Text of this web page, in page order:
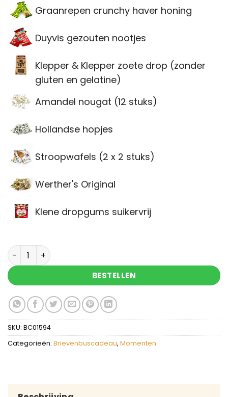
Graanrepen crunchy haver honing
Duyvis gezouten nootjes
Klepper & Klepper zoete drop (zonder
gluten en gelatine)
Amandel nougat (12 stuks)
Hollandse hopjes
Stroopwafels (2 x 2 stuks)
Werther's Original
Klene dropgums suikervrij
Brievenbuscadeau Happy Valentine's Day kus
BESTELLEN
SKU: BC01594
Categorieën: Brievenbuscadeau, Momenten